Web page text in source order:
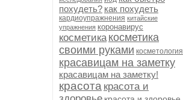
похудеть? как похудеть
кардиоупражнения китайские
упражнения коронавирус
косметика косметика
своими руками косметология
красавицам на заметку
красавицам на заметку!
красота красота и